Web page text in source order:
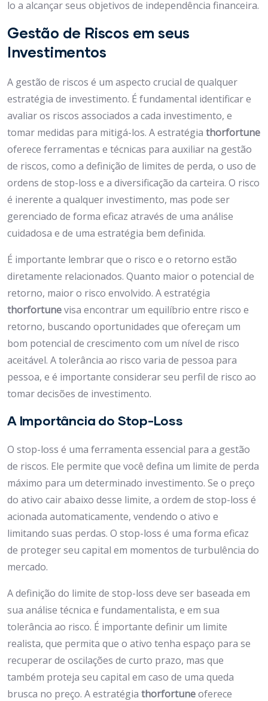
lo a alcançar seus objetivos de independência financeira.
Gestão de Riscos em seus
Investimentos
A gestão de riscos é um aspecto crucial de qualquer
estratégia de investimento. É fundamental identificar e
avaliar os riscos associados a cada investimento, e
tomar medidas para mitigá-los. A estratégia thorfortune
oferece ferramentas e técnicas para auxiliar na gestão
de riscos, como a definição de limites de perda, o uso de
ordens de stop-loss e a diversificação da carteira. O risco
é inerente a qualquer investimento, mas pode ser
gerenciado de forma eficaz através de uma análise
cuidadosa e de uma estratégia bem definida.
É importante lembrar que o risco e o retorno estão
diretamente relacionados. Quanto maior o potencial de
retorno, maior o risco envolvido. A estratégia
thorfortunevisa encontrar um equilíbrio entre risco e
retorno, buscando oportunidades que ofereçam um
bom potencial de crescimento com um nível de risco
aceitável. A tolerância ao risco varia de pessoa para
pessoa, e é importante considerar seu perfil de risco ao
tomar decisões de investimento.
A Importância do Stop-Loss
O stop-loss é uma ferramenta essencial para a gestão
de riscos. Ele permite que você defina um limite de perda
máximo para um determinado investimento. Se o preço
do ativo cair abaixo desse limite, a ordem de stop-loss é
acionada automaticamente, vendendo o ativo e
limitando suas perdas. O stop-loss é uma forma eficaz
de proteger seu capital em momentos de turbulência do
mercado.
A definição do limite de stop-loss deve ser baseada em
sua análise técnica e fundamentalista, e em sua
tolerância ao risco. É importante definir um limite
realista, que permita que o ativo tenha espaço para se
recuperar de oscilações de curto prazo, mas que
também proteja seu capital em caso de uma queda
brusca no preço. A estratégia thorfortuneoferece